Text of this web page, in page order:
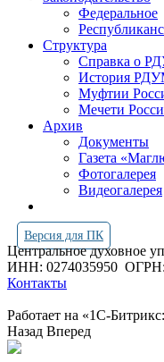
Федеральное
Структура
Справка о
История
Муфтии
Мечети
Архив
Документы
Газета
Фотогалерея
Видеогалерея
Версия для ПК
Центральное духовное
ИНН: 0274035950 ОГРН:
Контакты
Работает на «1С-
Назад Вперед